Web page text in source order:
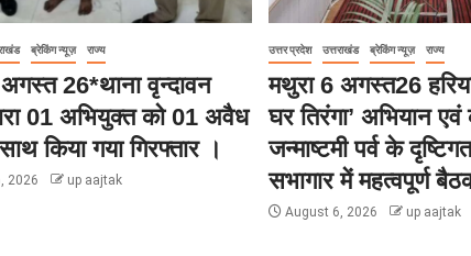
ब्रेकिंग न्यूज़ राज्य
26*थाना वृन्दावन
01 अभियुक्त को 01 अवैध
किया गया गिरफ्तार ।
2026 up aajtak
उत्तर प्रदेश उत्तराखंड ब्रेकिंग न्यूज़ राज्य
मथुरा 6 अगस्त26
घर तिरंगा’ अभियान एवं
जन्माष्टमी पर्व के
सभागार में महत्वपूर्ण
August 6, 2026 up aajtak